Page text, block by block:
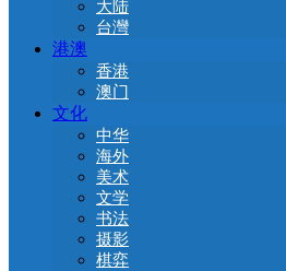
大陆
台灣
港澳
香港
澳门
文化
中华
海外
美术
文学
书法
摄影
棋弈